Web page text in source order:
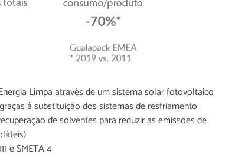
Limpa através de um sistema solar fotovoltaico
à substituição dos sistemas de resfriamento
de solventes para reduzir as emissões de
e SMETA 4